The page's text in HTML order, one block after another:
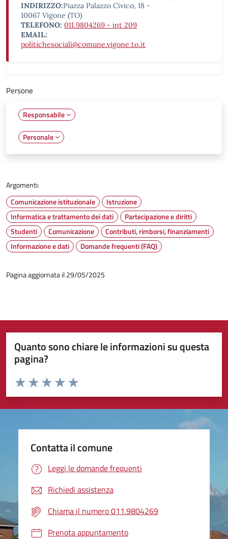
INDIRIZZO:Piazza Palazzo Civico, 18 -
10067 Vigone (TO)
TELEFONO: 011.9804269 - int 209
EMAIL:
politichesociali@comune.vigone.to.it
Persone
Responsabile
Personale
Argomenti:
Comunicazione istituzionale
Istruzione
Informatica e trattamento dei dati
Partecipazione e diritti
Studenti
Comunicazione
Contributi, rimborsi, finanziamenti
Informazione e dati
Domande frequenti (FAQ)
Pagina aggiornata il 29/05/2025
Quanto sono chiare le informazioni su questa
pagina?
Valuta da 1 a 5 stelle la pagina
Valuta 5 stelle su 5
Valuta 4 stelle su 5
Valuta 3 stelle su 5
Valuta 2 stelle su 5
Valuta 1 stelle su 5
Contatta il comune
Leggi le domande frequenti
Richiedi assistenza
Chiama il numero 011.9804269
Prenota appuntamento